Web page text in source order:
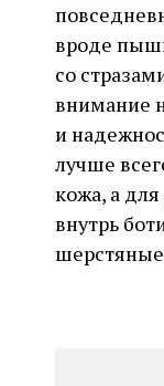
вроде
со
внимание
и
лучше
кожа, а
внутрь
шерстяные